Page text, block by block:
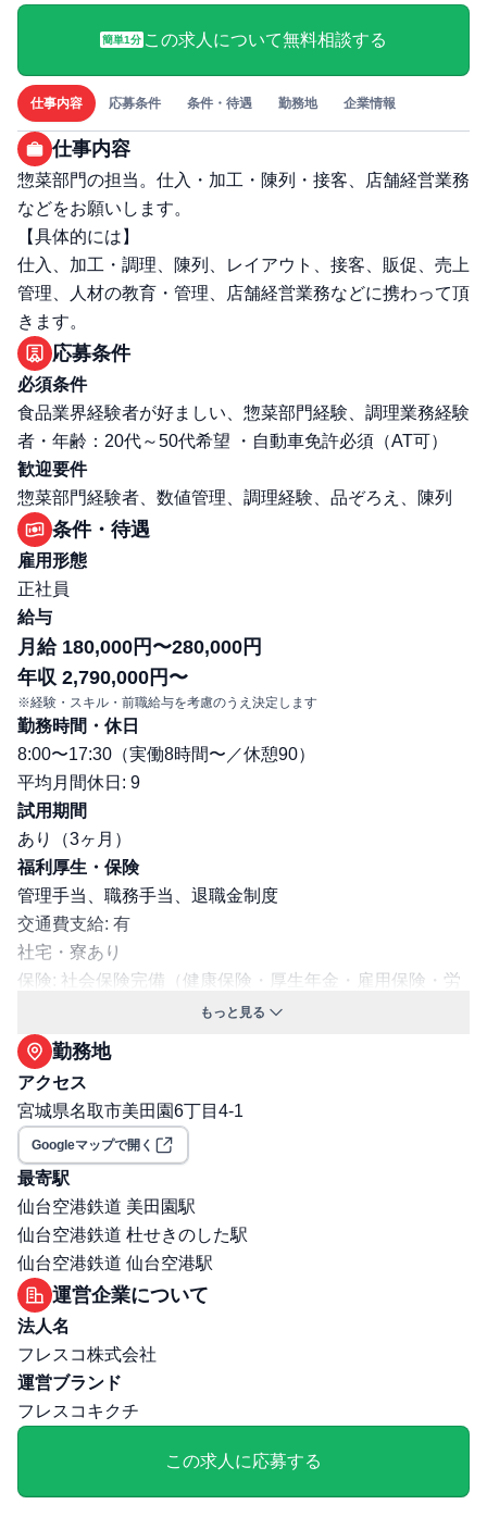
簡単1分 この求人について無料相談する
仕事内容 応募条件 条件・待遇 勤務地 企業情報
仕事内容
惣菜部門の担当。仕入・加工・陳列・接客、店舗経営業務
などをお願いします。
【具体的には】
仕入、加工・調理、陳列、レイアウト、接客、販促、売上
管理、人材の教育・管理、店舗経営業務などに携わって頂
きます。
応募条件
必須条件
食品業界経験者が好ましい、惣菜部門経験、調理業務経験
者・年齢：20代～50代希望 ・自動車免許必須（AT可）
歓迎要件
惣菜部門経験者、数値管理、調理経験、品ぞろえ、陳列
条件・待遇
雇用形態
正社員
給与
月給 180,000円〜280,000円
年収 2,790,000円〜
※経験・スキル・前職給与を考慮のうえ決定します
勤務時間・休日
8:00〜17:30（実働8時間〜／休憩90）
平均月間休日: 9
試用期間
あり（3ヶ月）
福利厚生・保険
管理手当、職務手当、退職金制度
交通費支給: 有
社宅・寮あり
保険: 社会保険完備（健康保険・厚生年金・雇用保険・労
職場環境・ルール
受動喫煙対策（喫煙ルール）: 有
選考プロセス
面接回数: 2回
選考プロセス詳細: 面接回数：2回（想定所要時間：14日
程度） 1次：面接（WEB）/人事担当者、店舗責任者 最
終：面接（対面）/役員
その他
勤務・休日に関する補足: お盆・年末等の繁忙期は残業40
時間程度
退職・定年に関する補足: 60歳まで※65歳まで再雇用あり
通勤・住居に関する補足: 寮社宅（会社規定に準じ家賃の
8割負担/単身者/自宅から50Km以上離れた方）
もっと見る
勤務地
アクセス
宮城県名取市美田園6丁目4-1
Googleマップで開く
最寄駅
仙台空港鉄道 美田園駅
仙台空港鉄道 杜せきのした駅
仙台空港鉄道 仙台空港駅
運営企業について
法人名
フレスコ株式会社
運営ブランド
フレスコキクチ
この求人に応募する